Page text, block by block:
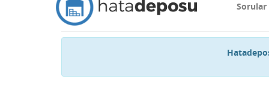
Sorular